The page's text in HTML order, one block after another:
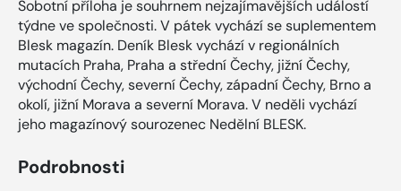
Sobotní příloha je souhrnem nejzajímavějších událostí
týdne ve společnosti. V pátek vychází se suplementem
Blesk magazín. Deník Blesk vychází v regionálních
mutacích Praha, Praha a střední Čechy, jižní Čechy,
východní Čechy, severní Čechy, západní Čechy, Brno a
okolí, jižní Morava a severní Morava. V neděli vychází
jeho magazínový sourozenec Nedělní BLESK.
Podrobnosti